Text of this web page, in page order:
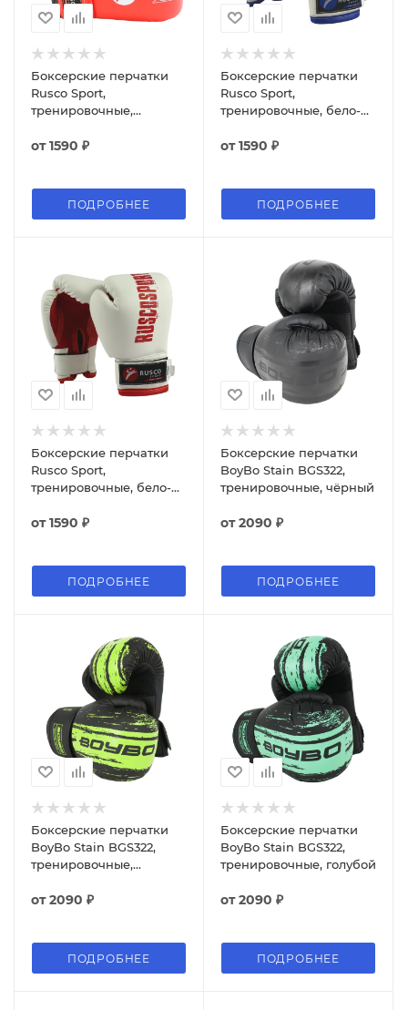
Боксерские перчатки
Rusco Sport,
тренировочные,
от1590 ₽
ПОДРОБНЕЕ
Боксерские перчатки
Rusco Sport,
тренировочные, бело-
от1590 ₽
ПОДРОБНЕЕ
Боксерские перчатки
Rusco Sport,
тренировочные, бело-
от1590 ₽
ПОДРОБНЕЕ
Боксерские перчатки
BoyBo Stain BGS322,
тренировочные, чёрный
от2090 ₽
ПОДРОБНЕЕ
Боксерские перчатки
BoyBo Stain BGS322,
тренировочные,
от2090 ₽
ПОДРОБНЕЕ
Боксерские перчатки
BoyBo Stain BGS322,
тренировочные, голубой
от2090 ₽
ПОДРОБНЕЕ